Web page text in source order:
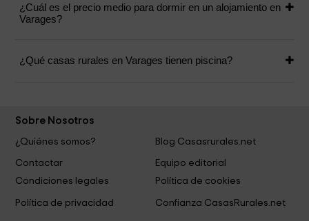
¿Cuál es el precio medio para dormir en un alojamiento en
Varages?
¿Qué casas rurales en Varages tienen piscina?
Sobre Nosotros
¿Quiénes somos?
Blog Casasrurales.net
Contactar
Equipo editorial
Condiciones legales
Política de cookies
Política de privacidad Confianza CasasRurales.net